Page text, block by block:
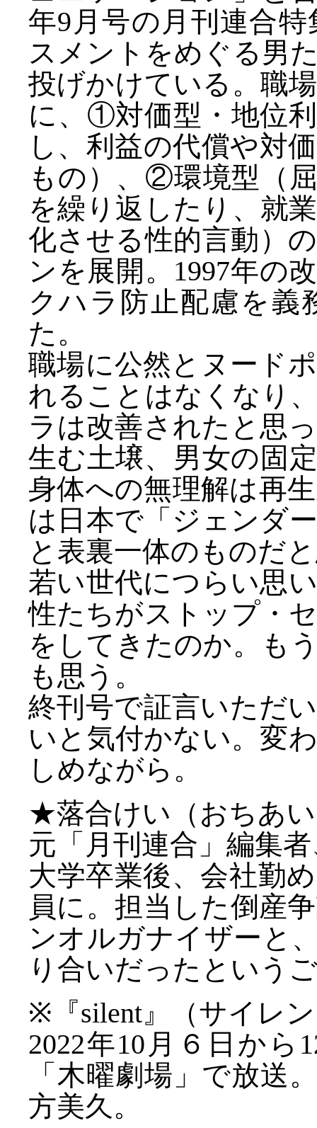
年9月号の月刊連合
スメントをめぐる男
投げかけている。職
に、①対価型・地位
し、利益の代償や対
もの）、②環境型（
を繰り返したり、就
化させる性的言動）
ンを展開。1997年の
クハラ防止配慮を義
た。
職場に公然とヌード
れることはなくなり
ラは改善されたと思
生む土壌、男女の固
身体への無理解は再
は日本で「ジェンダ
と表裏一体のものだ
若い世代につらい思
性たちがストップ・
をしてきたのか。も
も思う。
終刊号で証言いただ
いと気付かない。変
しめながら。
★落合けい（おちあ
元「月刊連合」編集
大学卒業後、会社勤
員に。担当した倒産
ンオルガナイザーと
り合いだったという
※『silent』（サイレ
2022年10月６日か
「木曜劇場」で放送
方美久。